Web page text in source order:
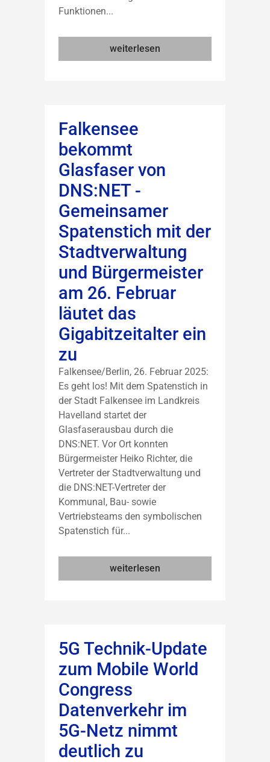
Funktionen...
weiterlesen
Falkensee
bekommt
Glasfaser von
DNS:NET -
Gemeinsamer
Spatenstich mit der
Stadtverwaltung
und Bürgermeister
am 26. Februar
läutet das
Gigabitzeitalter ein
zu
Falkensee/Berlin, 26. Februar 2025:
Es geht los! Mit dem Spatenstich in
der Stadt Falkensee im Landkreis
Havelland startet der
Glasfaserausbau durch die
DNS:NET. Vor Ort konnten
Bürgermeister Heiko Richter, die
Vertreter der Stadtverwaltung und
die DNS:NET-Vertreter der
Kommunal, Bau- sowie
Vertriebsteams den symbolischen
Spatenstich für...
weiterlesen
5G Technik-Update
zum Mobile World
Congress
Datenverkehr im
5G-Netz nimmt
deutlich zu